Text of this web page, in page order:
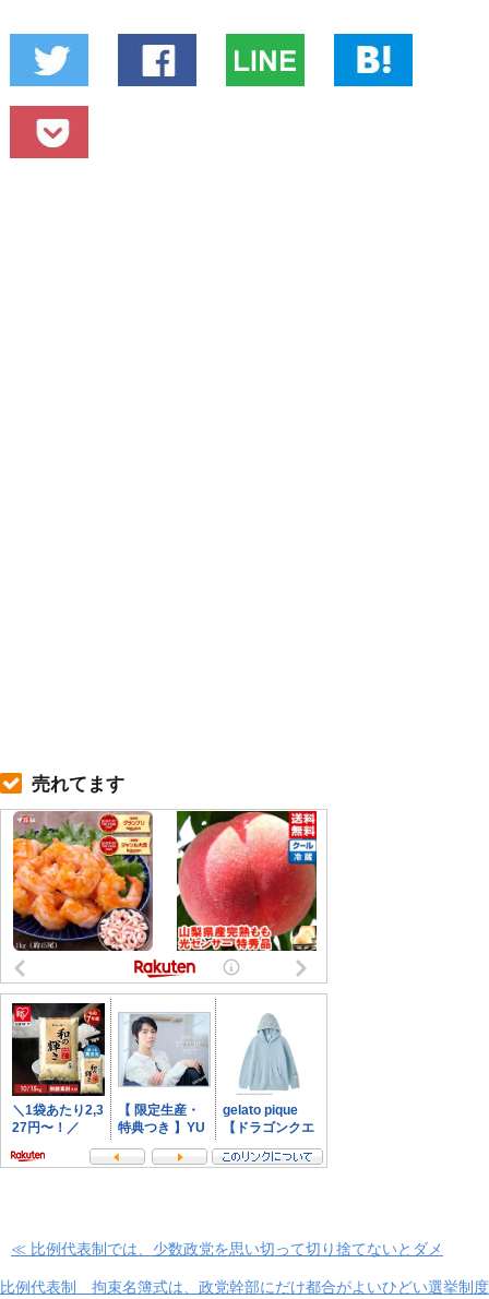
売れてます
≪ 比例代表制では、少数政党を思い切って切り捨てないとダメ
比例代表制 拘束名簿式は、政党幹部にだけ都合がよいひどい選挙制度